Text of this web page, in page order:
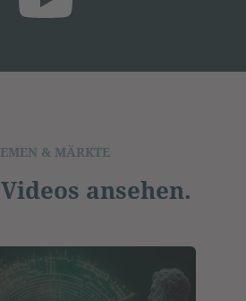
& MÄRKTE
ansehen.